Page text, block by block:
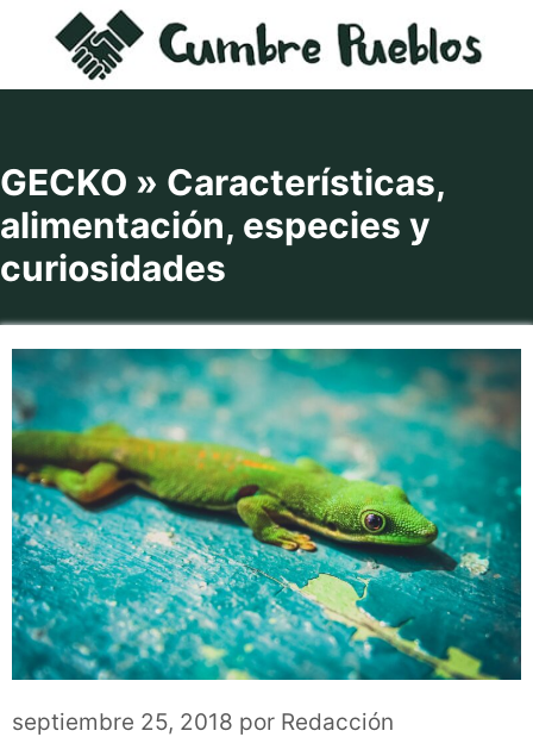
contenido
GECKO » Características,
alimentación, especies y
curiosidades
septiembre 25, 2018 por Redacción